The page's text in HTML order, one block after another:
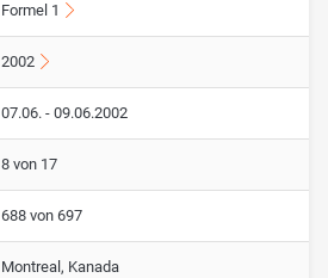
Formel 1
2002
07.06. - 09.06.2002
8 von 17
688 von 697
Montreal, Kanada